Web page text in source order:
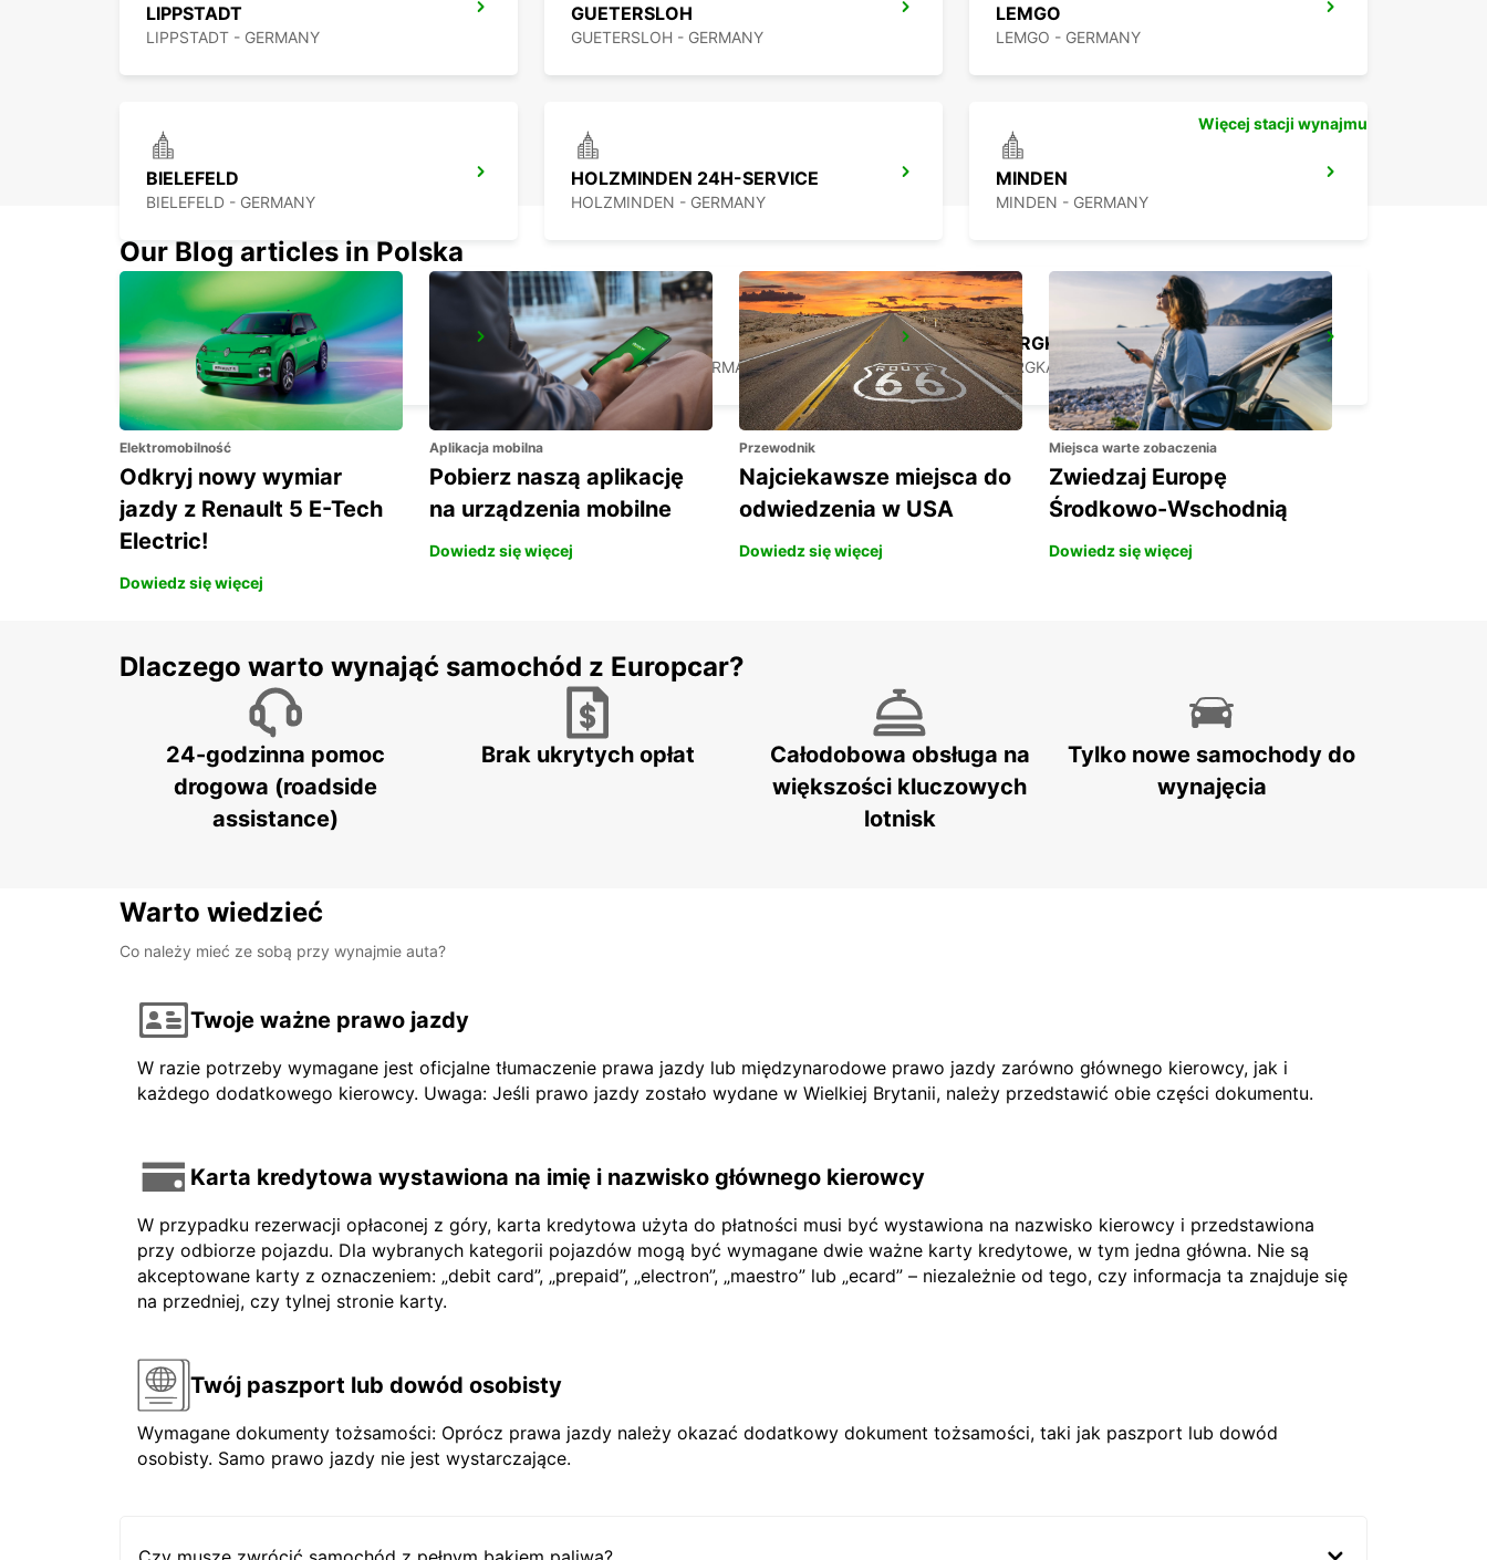
LIPPSTADT
LIPPSTADT - GERMANY
GUETERSLOH
GUETERSLOH - GERMANY
LEMGO
LEMGO - GERMANY
BIELEFELD
BIELEFELD - GERMANY
HOLZMINDEN 24H-SERVICE
HOLZMINDEN - GERMANY
MINDEN
MINDEN - GERMANY
KASSEL
KASSEL - GERMANY
OSNABRUECK
OSNABRUECK - GERMANY
BERGKAMEN
BERGKAMEN - GERMANY
Więcej stacji wynajmu
Our Blog articles in Polska
Elektromobilność
Odkryj nowy wymiar
jazdy z Renault 5 E-Tech
Electric!
Dowiedz się więcej
Aplikacja mobilna
Pobierz naszą aplikację
na urządzenia mobilne
Dowiedz się więcej
Przewodnik
Najciekawsze miejsca do
odwiedzenia w USA
Dowiedz się więcej
Miejsca warte zobaczenia
Zwiedzaj Europę
Środkowo-Wschodnią
Dowiedz się więcej
Dlaczego warto wynająć samochód z Europcar?
24-godzinna pomoc
drogowa (roadside
assistance)
Brak ukrytych opłat
Całodobowa obsługa na
większości kluczowych
lotnisk
Tylko nowe samochody do
wynajęcia
Warto wiedzieć
Co należy mieć ze sobą przy wynajmie auta?
Twoje ważne prawo jazdy
W razie potrzeby wymagane jest oficjalne tłumaczenie prawa jazdy lub międzynarodowe prawo jazdy zarówno głównego kierowcy, jak i
każdego dodatkowego kierowcy. Uwaga: Jeśli prawo jazdy zostało wydane w Wielkiej Brytanii, należy przedstawić obie części dokumentu.
Karta kredytowa wystawiona na imię i nazwisko głównego kierowcy
W przypadku rezerwacji opłaconej z góry, karta kredytowa użyta do płatności musi być wystawiona na nazwisko kierowcy i przedstawiona
przy odbiorze pojazdu. Dla wybranych kategorii pojazdów mogą być wymagane dwie ważne karty kredytowe, w tym jedna główna. Nie są
akceptowane karty z oznaczeniem: „debit card”, „prepaid”, „electron”, „maestro” lub „ecard” – niezależnie od tego, czy informacja ta znajduje się
na przedniej, czy tylnej stronie karty.
Twój paszport lub dowód osobisty
Wymagane dokumenty tożsamości: Oprócz prawa jazdy należy okazać dodatkowy dokument tożsamości, taki jak paszport lub dowód
osobisty. Samo prawo jazdy nie jest wystarczające.